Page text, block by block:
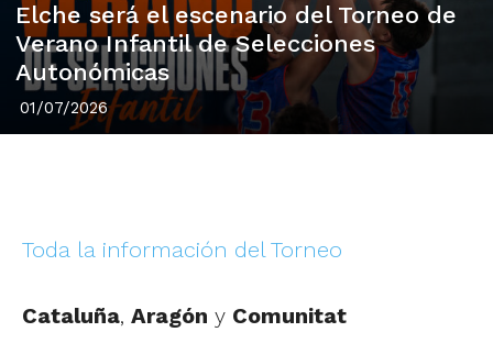
Elche será el escenario del Torneo de
Verano Infantil de Selecciones
Autonómicas
01/07/2026
Toda la información del Torneo
Cataluña, Aragón y Comunitat